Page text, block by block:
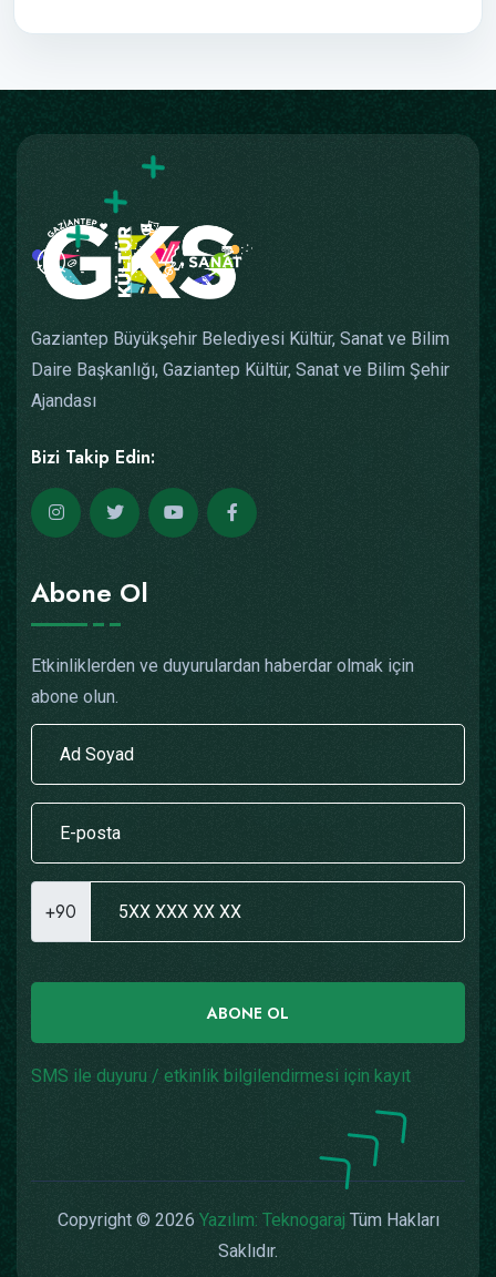
Gaziantep Büyükşehir Belediyesi Kültür, Sanat ve Bilim
Daire Başkanlığı, Gaziantep Kültür, Sanat ve Bilim Şehir
Ajandası
Bizi Takip Edin:
Abone Ol
Etkinliklerden ve duyurulardan haberdar olmak için
abone olun.
+90
ABONE OL
SMS ile duyuru / etkinlik bilgilendirmesi için kayıt
Copyright © 2026 Yazılım: Teknogaraj Tüm Hakları
Saklıdır.